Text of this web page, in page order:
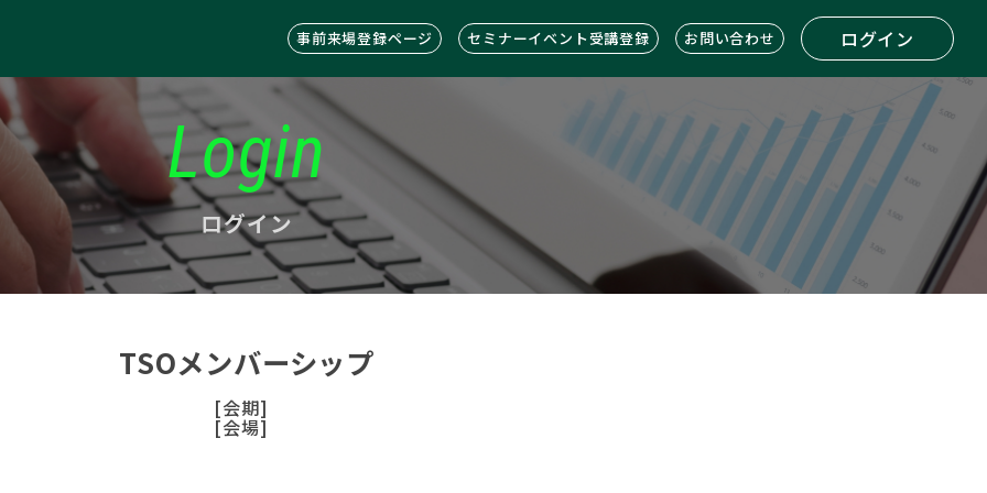
事前来場登録ページ セミナーイベント受講登録 お問い合わせ ログイン
Login
ログイン
TSOメンバーシップ
[会期]
[会場]